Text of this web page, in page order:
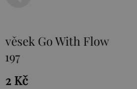
Přívěsek Paradise
2659 Kč